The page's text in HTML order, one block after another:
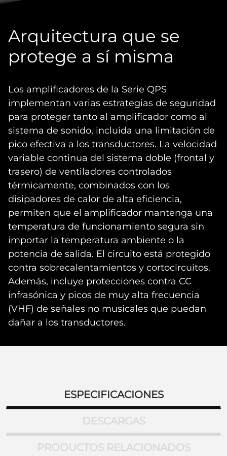
Arquitectura que se
protege a sí misma
Los amplificadores de la Serie QPS
implementan varias estrategias de seguridad
para proteger tanto al amplificador como al
sistema de sonido, incluida una limitación de
pico efectiva a los transductores. La velocidad
variable continua del sistema doble (frontal y
trasero) de ventiladores controlados
térmicamente, combinados con los
disipadores de calor de alta eficiencia,
permiten que el amplificador mantenga una
temperatura de funcionamiento segura sin
importar la temperatura ambiente o la
potencia de salida. El circuito está protegido
contra sobrecalentamientos y cortocircuitos.
Además, incluye protecciones contra CC
infrasónica y picos de muy alta frecuencia
(VHF) de señales no musicales que puedan
dañar a los transductores.
ESPECIFICACIONES
DESCARGAS
PRODUCTOS RELACIONADOS